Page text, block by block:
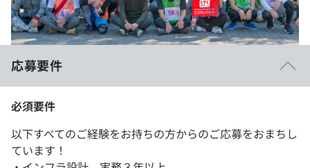
応募要件
必須要件
以下すべてのご経験をお持ちの方からのご応募をおまちし
ています！